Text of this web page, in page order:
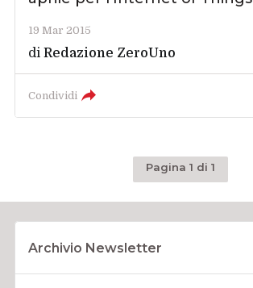
19 Mar 2015
diRedazione ZeroUno
Condividi
Pagina 1 di 1
Archivio Newsletter